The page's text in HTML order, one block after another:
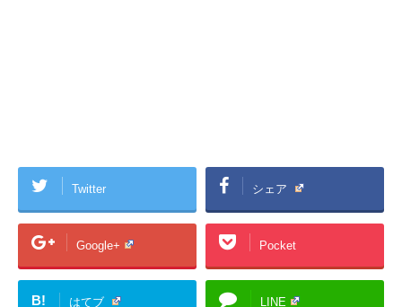
Twitter シェア
Google+ Pocket
B! はてブ LINE